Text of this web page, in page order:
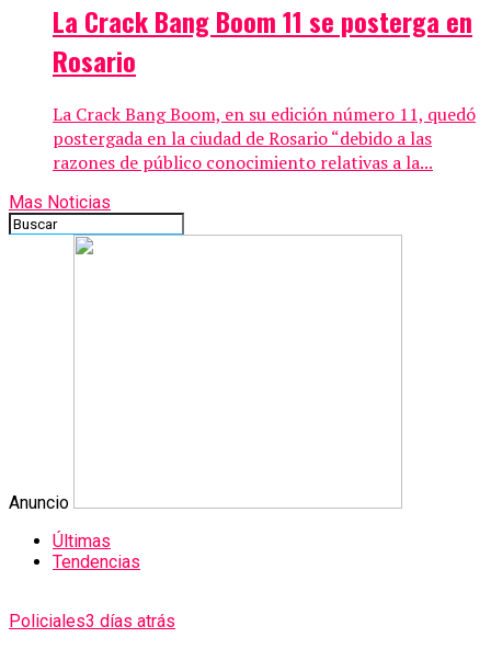
La Crack Bang Boom 11 se posterga en
Rosario
La Crack Bang Boom, en su edición número 11, quedó
postergada en la ciudad de Rosario “debido a las
razones de público conocimiento relativas a la...
Mas Noticias
Anuncio
Últimas
Tendencias
Policiales3 días atrás